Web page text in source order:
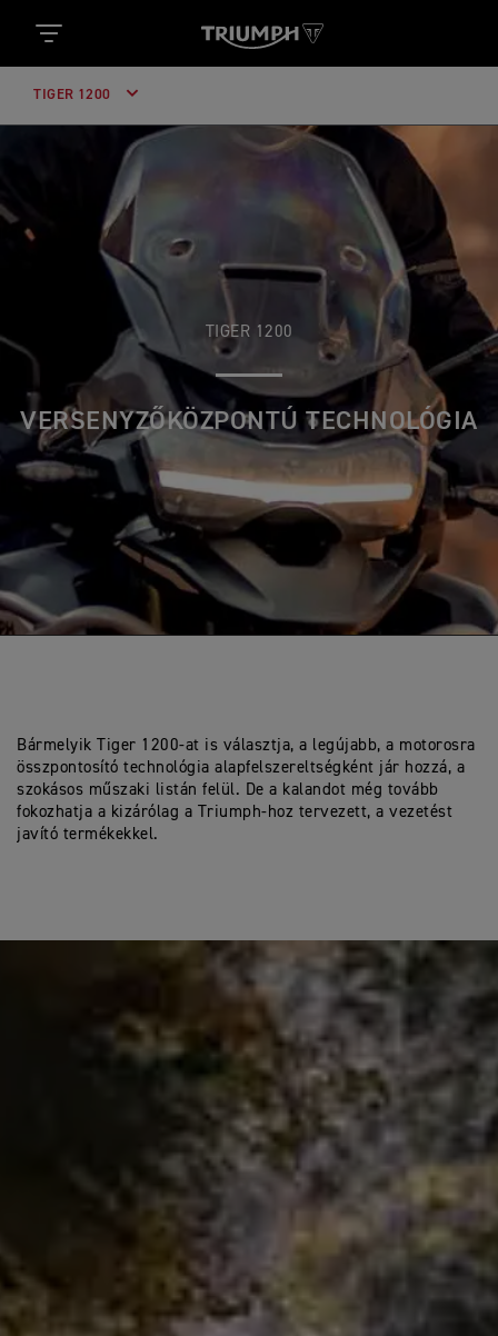
TIGER 1200
TIGER 1200
VERSENYZŐKÖZPONTÚ TECHNOLÓGIA
Bármelyik Tiger 1200-at is választja, a legújabb, a motorosra
összpontosító technológia alapfelszereltségként jár hozzá, a
szokásos műszaki listán felül. De a kalandot még tovább
fokozhatja a kizárólag a Triumph-hoz tervezett, a vezetést
javító termékekkel.